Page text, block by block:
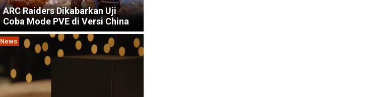
ARC Raiders Dikabarkan Uji
Coba Mode PVE di Versi China
News